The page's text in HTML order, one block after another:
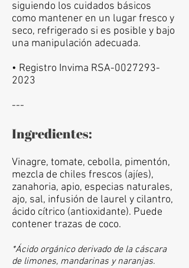
siguiendo los cuidados básicos
como mantener en un lugar fresco y
seco, refrigerado si es posible y bajo
una manipulación adecuada.
• Registro Invima RSA-0027293-
2023
---
Ingredientes:
Vinagre, tomate, cebolla, pimentón,
mezcla de chiles frescos (ajíes),
zanahoria, apio, especias naturales,
ajo, sal, infusión de laurel y cilantro,
ácido cítrico (antioxidante). Puede
contener trazas de coco.
*Ácido orgánico derivado de la cáscara
de limones, mandarinas y naranjas.